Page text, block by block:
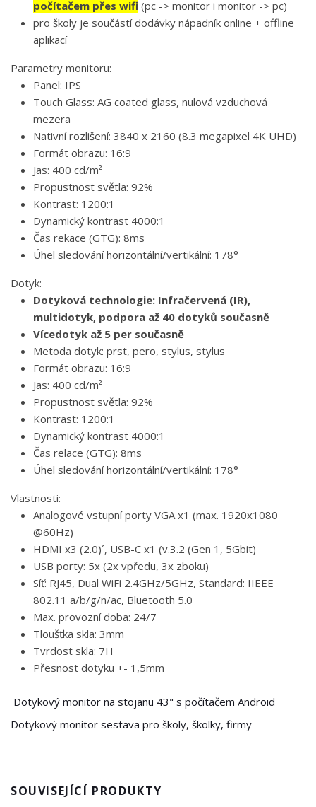
počítačem přes wifi (pc -> monitor i monitor -> pc)
pro školy je součástí dodávky nápadník online + offline
aplikací
Parametry monitoru:
Panel: IPS
Touch Glass: AG coated glass, nulová vzduchová
mezera
Nativní rozlišení: 3840 x 2160 (8.3 megapixel 4K UHD)
Formát obrazu: 16:9
Jas: 400 cd/m²
Propustnost světla: 92%
Kontrast: 1200:1
Dynamický kontrast 4000:1
Čas rekace (GTG): 8ms
Úhel sledování horizontální/vertikální: 178°
Dotyk:
Dotyková technologie: Infračervená (IR),
multidotyk, podpora až 40 dotyků současně
Vícedotyk až 5 per současně
Metoda dotyk: prst, pero, stylus, stylus
Formát obrazu: 16:9
Jas: 400 cd/m²
Propustnost světla: 92%
Kontrast: 1200:1
Dynamický kontrast 4000:1
Čas relace (GTG): 8ms
Úhel sledování horizontální/vertikální: 178°
Vlastnosti:
Analogové vstupní porty VGA x1 (max. 1920x1080
@60Hz)
HDMI x3 (2.0)´, USB-C x1 (v.3.2 (Gen 1, 5Gbit)
USB porty: 5x (2x vpředu, 3x zboku)
Síť: RJ45, Dual WiFi 2.4GHz/5GHz, Standard: IIEEE
802.11 a/b/g/n/ac, Bluetooth 5.0
Max. provozní doba: 24/7
Tloušťka skla: 3mm
Tvrdost skla: 7H
Přesnost dotyku +- 1,5mm
Dotykový monitor na stojanu 43" s počítačem Android
Dotykový monitor sestava pro školy, školky, firmy
SOUVISEJÍCÍ PRODUKTY